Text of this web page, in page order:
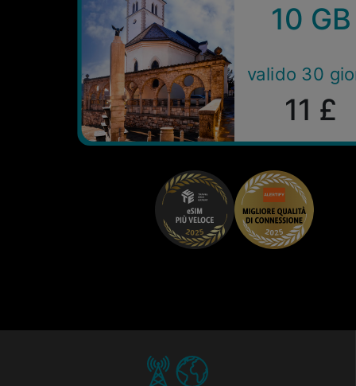
10 GB
valido 30
11 £